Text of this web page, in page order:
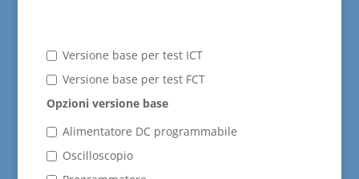
Versione base per test ICT
Versione base per test FCT
Opzioni versione base
Alimentatore DC programmabile
Oscilloscopio